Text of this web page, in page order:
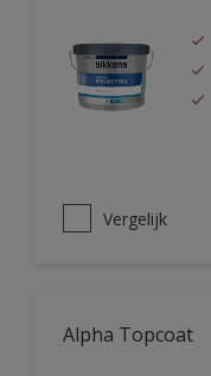
Vergelijk
Alpha Topcoat